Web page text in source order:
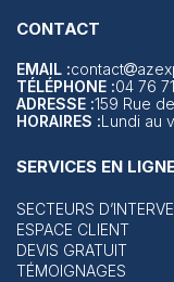
CONTACT
EMAIL :contact
TÉLÉPHONE :04 76
ADRESSE :159 Rue
HORAIRES :Lundi au
SERVICES EN
SECTEURS
ESPACE CLIENT
DEVIS GRATUIT
TÉMOIGNAGES